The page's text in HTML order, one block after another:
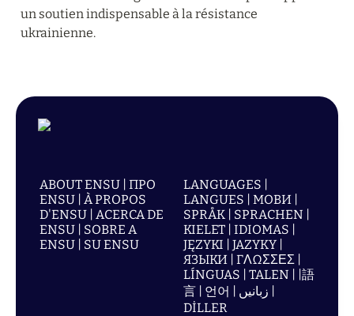
un soutien indispensable à la résistance
ukrainienne.
ABOUT ENSU | ПРО
ENSU | À PROPOS
D'ENSU | ACERCA DE
ENSU | SOBRE A
ENSU | SU ENSU
LANGUAGES |
LANGUES | МОВИ |
SPRÅK | SPRACHEN |
KIELET | IDIOMAS |
JĘZYKI | JAZYKY |
ЯЗЫКИ | ΓΛΩΣΣΕΣ |
LÍNGUAS | TALEN | |語
言 | 언어 | زبانیں |
DİLLER